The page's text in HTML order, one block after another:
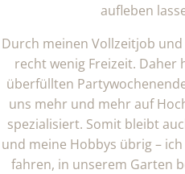
aufleben
Durch meinen Vollzeitjob
recht wenig Freizeit. Daher
überfüllten
uns mehr und mehr auf
spezialisiert. Somit bleibt
und meine Hobbys übrig –
fahren, in unserem Garten